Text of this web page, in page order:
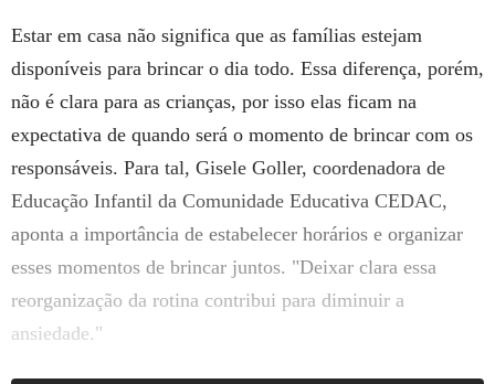
Estar em casa não significa que as famílias estejam
disponíveis para brincar o dia todo. Essa diferença, porém,
não é clara para as crianças, por isso elas ficam na
expectativa de quando será o momento de brincar com os
responsáveis. Para tal, Gisele Goller, coordenadora de
Educação Infantil da Comunidade Educativa CEDAC,
aponta a importância de estabelecer horários e organizar
esses momentos de brincar juntos. "Deixar clara essa
reorganização da rotina contribui para diminuir a
ansiedade."